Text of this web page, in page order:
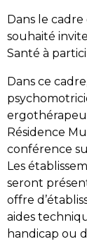
Dans le
souhaité
Santé à
Dans ce
Résidence
conférence
Les
seront
offre
aides
handicap ou